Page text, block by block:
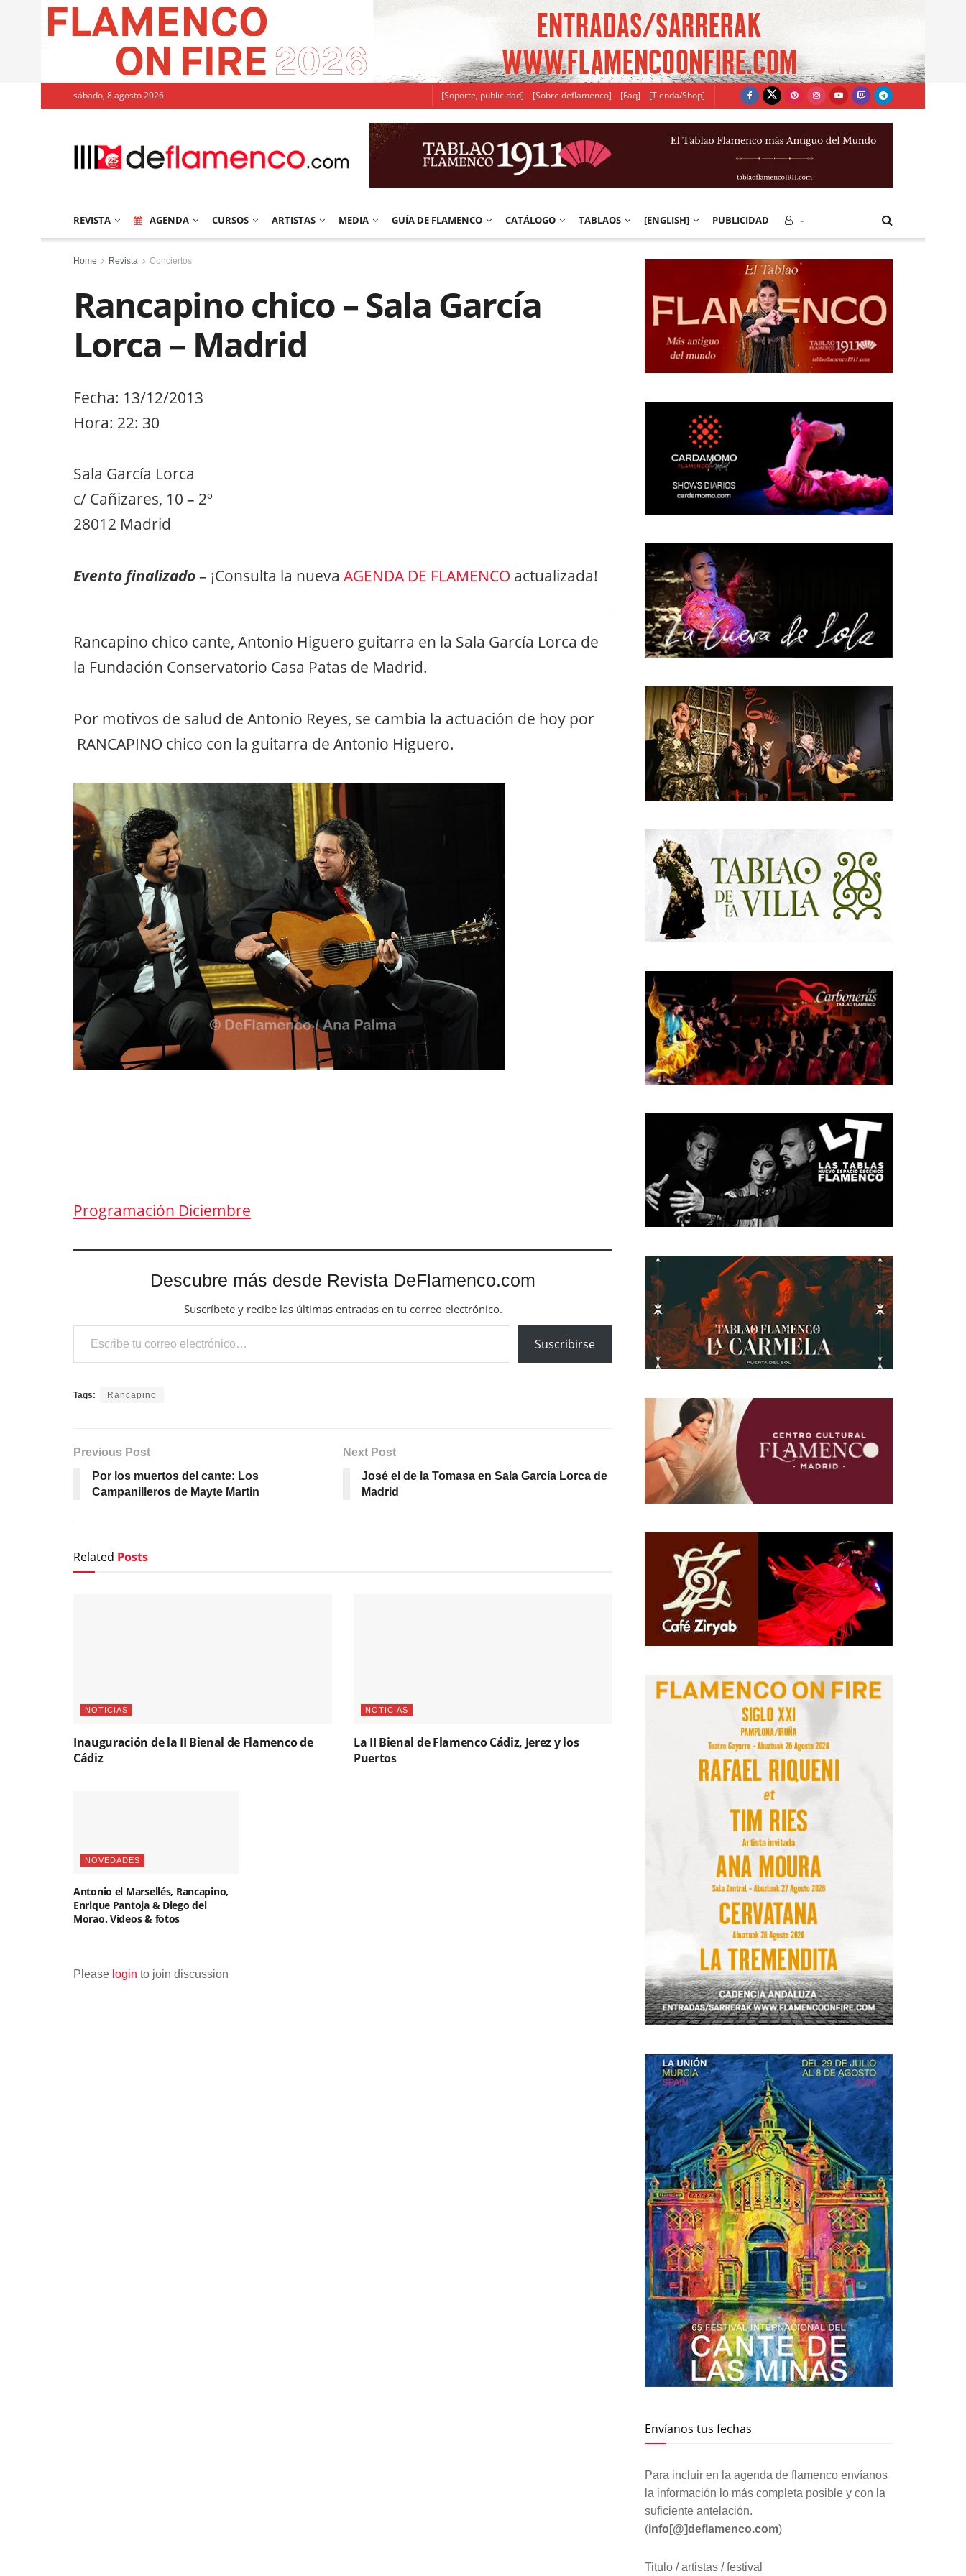
sábado, 8 agosto 2026 [Soporte, publicidad] [Sobre deflamenco] [Faq] [Tienda/Shop]
REVISTA AGENDA CURSOS ARTISTAS MEDIA GUÍA DE FLAMENCO CATÁLOGO TABLAOS [ENGLISH] PUBLICIDAD –
Home Revista Conciertos
Rancapino chico – Sala García
Lorca – Madrid
Fecha: 13/12/2013
Hora: 22: 30
Sala García Lorca
c/ Cañizares, 10 – 2º
28012 Madrid
Evento finalizado– ¡Consulta la nueva AGENDA DE FLAMENCO actualizada!
Rancapino chico cante, Antonio Higuero guitarra en la Sala García Lorca de
la Fundación Conservatorio Casa Patas de Madrid.
Por motivos de salud de Antonio Reyes, se cambia la actuación de hoy por
RANCAPINO chico con la guitarra de Antonio Higuero.
Programación Diciembre
Descubre más desde Revista DeFlamenco.com
Suscríbete y recibe las últimas entradas en tu correo electrónico.
Escribe tu correo electrónico…
Suscribirse
Tags: Rancapino
Previous Post
Por los muertos del cante: Los
Campanilleros de Mayte Martin
Next Post
José el de la Tomasa en Sala García Lorca de
Madrid
Related Posts
NOTICIAS
Inauguración de la II Bienal de Flamenco de
Cádiz
NOTICIAS
La II Bienal de Flamenco Cádiz, Jerez y los
Puertos
NOVEDADES
Antonio el Marsellés, Rancapino,
Enrique Pantoja & Diego del
Morao. Videos & fotos
Please login to join discussion
Envíanos tus fechas
Para incluir en la agenda de flamenco envíanos
la información lo más completa posible y con la
suficiente antelación.
(info[@]deflamenco.com)
Titulo / artistas / festival